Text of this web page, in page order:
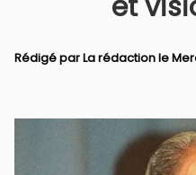
Rédigé par La rédaction le